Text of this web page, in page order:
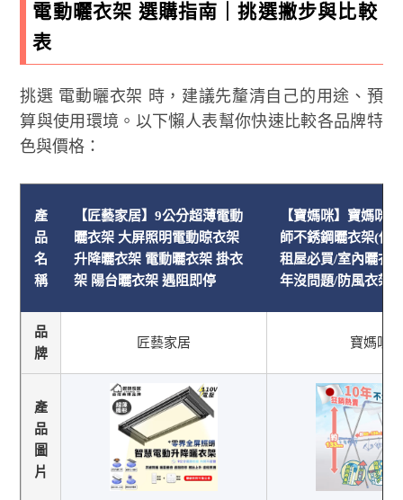
電動曬衣架 選購指南｜挑選撇步與比較
表
挑選 電動曬衣架 時，建議先釐清自己的用途、預
算與使用環境。以下懶人表幫你快速比較各品牌特
色與價格：
產
品
名
稱
【匠藝家居】9公分超薄電動
曬衣架 大屏照明電動晾衣架
升降曬衣架 電動曬衣架 掛衣
架 陽台曬衣架 遇阻即停
【寶媽咪】寶媽咪
師不銹鋼曬衣架(伸
租屋必買/室內曬衣/
年沒問題/防風衣架)
品
牌
匠藝家居 寶媽咪
產
品
圖
片